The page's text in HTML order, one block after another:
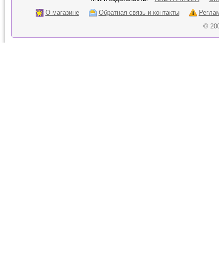
О магазине
Обратная связь и контакты
©